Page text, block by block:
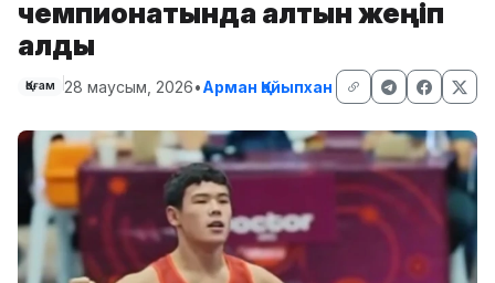
чемпионатында алтын жеңіп
алды
Қоғам 28 маусым, 2026•Арман Қайыпхан